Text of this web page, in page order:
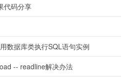
引擎实时渲染。全新研发的角色表情
音乐团队HOYO-MiX的创作，更让人
携手之间亲历一段又一段邂逅。用自
代码分享
数据库类执行SQL语句实例
-- readline解决办法